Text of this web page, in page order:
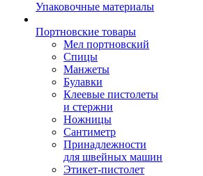
Упаковочные материалы
Портновские товары
Мел портновский
Спицы
Манжеты
Булавки
Клеевые пистолеты
и стержни
Ножницы
Сантиметр
Принадлежности
для швейных машин
Этикет-пистолет